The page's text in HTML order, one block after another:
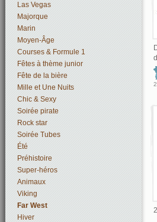
Las Vegas
Majorque
Marin
Moyen-Âge
Courses & Formule 1
Fêtes à thème junior
Fête de la bière
Mille et Une Nuits
Chic & Sexy
Soirée pirate
Rock star
Soirée Tubes
Été
Préhistoire
Super-héros
Animaux
Viking
Far West
Hiver